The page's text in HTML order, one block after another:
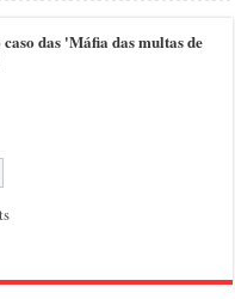
das 'Máfia das multas de